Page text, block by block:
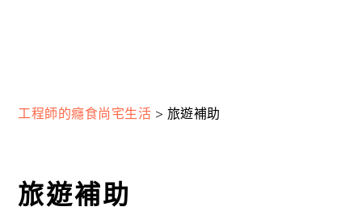
工程師的癮食尚宅生活 > 旅遊補助
旅遊補助